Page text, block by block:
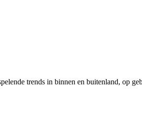
trends in binnen en buitenland, op